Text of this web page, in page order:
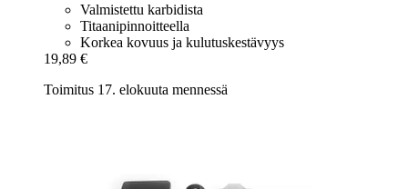
Valmistettu karbidista
Titaanipinnoitteella
Korkea kovuus ja kulutuskestävyys
19,89 €
Toimitus 17. elokuuta mennessä